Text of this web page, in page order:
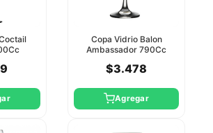
Copa Vidrio Balon
Ambassador 790Cc
$3.478
Agregar